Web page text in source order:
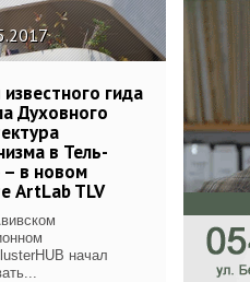
гида
Духовного
в Тель-
– в новом
ArtLab TLV
начал